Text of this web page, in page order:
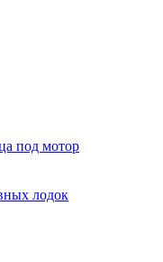
под мотор
лодок